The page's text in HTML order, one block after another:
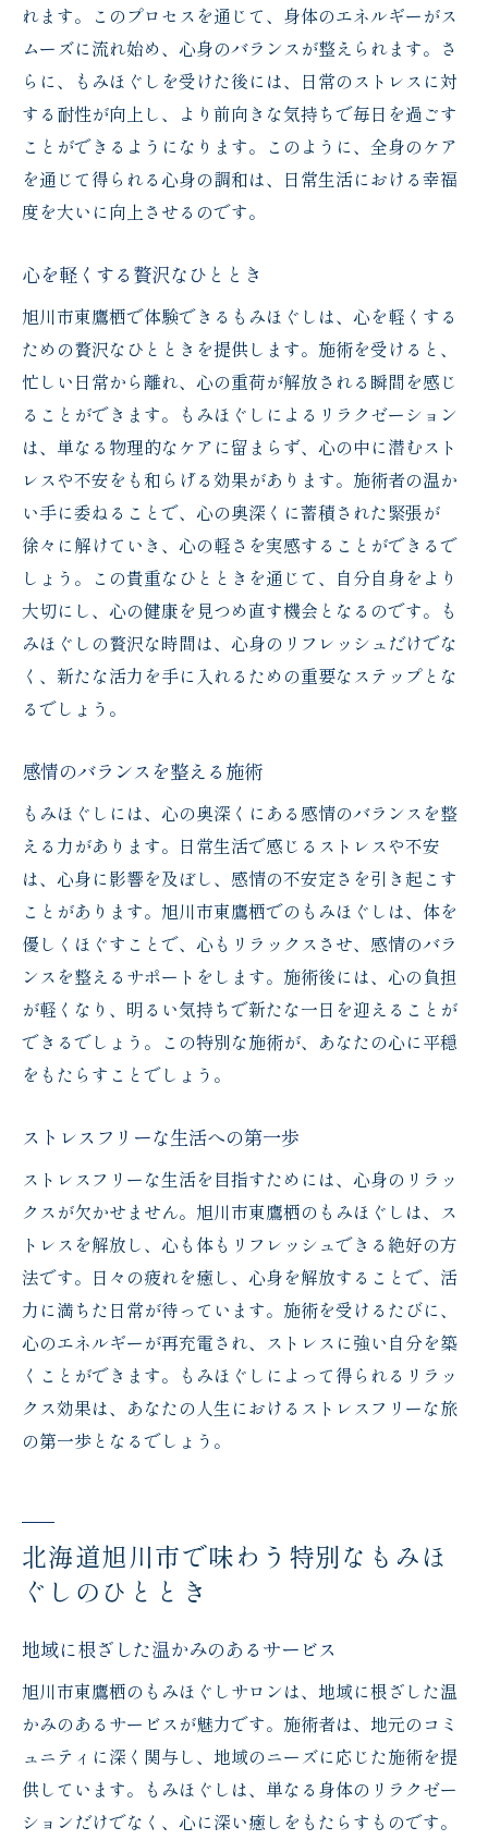
れます。このプロセスを通じて、身体のエネルギーがス
ムーズに流れ始め、心身のバランスが整えられます。さ
らに、もみほぐしを受けた後には、日常のストレスに対
する耐性が向上し、より前向きな気持ちで毎日を過ごす
ことができるようになります。このように、全身のケア
を通じて得られる心身の調和は、日常生活における幸福
度を大いに向上させるのです。
心を軽くする贅沢なひととき
旭川市東鷹栖で体験できるもみほぐしは、心を軽くする
ための贅沢なひとときを提供します。施術を受けると、
忙しい日常から離れ、心の重荷が解放される瞬間を感じ
ることができます。もみほぐしによるリラクゼーション
は、単なる物理的なケアに留まらず、心の中に潜むスト
レスや不安をも和らげる効果があります。施術者の温か
い手に委ねることで、心の奥深くに蓄積された緊張が
徐々に解けていき、心の軽さを実感することができるで
しょう。この貴重なひとときを通じて、自分自身をより
大切にし、心の健康を見つめ直す機会となるのです。も
みほぐしの贅沢な時間は、心身のリフレッシュだけでな
く、新たな活力を手に入れるための重要なステップとな
るでしょう。
感情のバランスを整える施術
もみほぐしには、心の奥深くにある感情のバランスを整
える力があります。日常生活で感じるストレスや不安
は、心身に影響を及ぼし、感情の不安定さを引き起こす
ことがあります。旭川市東鷹栖でのもみほぐしは、体を
優しくほぐすことで、心もリラックスさせ、感情のバラ
ンスを整えるサポートをします。施術後には、心の負担
が軽くなり、明るい気持ちで新たな一日を迎えることが
できるでしょう。この特別な施術が、あなたの心に平穏
をもたらすことでしょう。
ストレスフリーな生活への第一歩
ストレスフリーな生活を目指すためには、心身のリラッ
クスが欠かせません。旭川市東鷹栖のもみほぐしは、ス
トレスを解放し、心も体もリフレッシュできる絶好の方
法です。日々の疲れを癒し、心身を解放することで、活
力に満ちた日常が待っています。施術を受けるたびに、
心のエネルギーが再充電され、ストレスに強い自分を築
くことができます。もみほぐしによって得られるリラッ
クス効果は、あなたの人生におけるストレスフリーな旅
の第一歩となるでしょう。
北海道旭川市で味わう特別なもみほ
ぐしのひととき
地域に根ざした温かみのあるサービス
旭川市東鷹栖のもみほぐしサロンは、地域に根ざした温
かみのあるサービスが魅力です。施術者は、地元のコミ
ュニティに深く関与し、地域のニーズに応じた施術を提
供しています。もみほぐしは、単なる身体のリラクゼー
ションだけでなく、心に深い癒しをもたらすものです。